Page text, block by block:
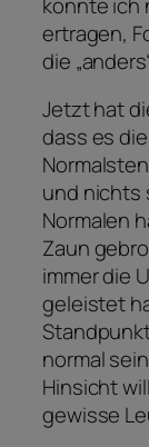
ertragen,
die
Jetzt hat
dass es die
und nichts
Normalen
Zaun
immer die
geleistet
normal
Hinsicht
gewisse